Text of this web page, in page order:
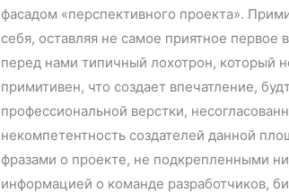
фасадом «перспективного проекта».
себя, оставляя не самое приятное первое
перед нами типичный лохотрон, который
примитивен, что создает впечатление,
профессиональной верстки,
некомпетентность создателей данной
фразами о проекте, не подкрепленными
информацией о команде разработчиков,